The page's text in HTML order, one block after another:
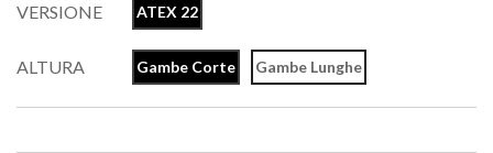
VERSIONE ATEX 22
ALTURA Gambe Corte Gambe Lunghe